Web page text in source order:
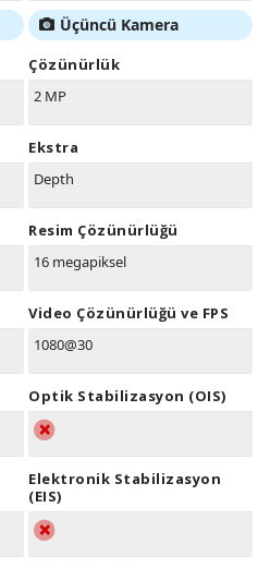
Üçüncü Kamera
Çözünürlük
2 MP
Ekstra
Depth
Resim Çözünürlüğü
16 megapiksel
Video Çözünürlüğü ve FPS
1080@30
Optik Stabilizasyon (OIS)
Elektronik Stabilizasyon
(EIS)